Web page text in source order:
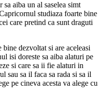
aiba un al saselea simt
studiaza foarte bine
care pretind ca sunt draguti
dezvoltat si are aceleasi
isi doreste sa aiba alaturi pe
si care sa ii fie alaturi in
sau sa il faca sa rada si sa il
pe cineva acesta va alege cu